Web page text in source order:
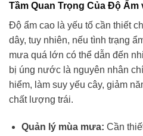
Tầm Quan Trọng Của Độ
Độ ẩm cao là yếu tố cần thiết
dây, tuy nhiên, nếu tình trạng
mưa quá lớn có thể dẫn đến
bị úng nước là nguyên nhân
hiểm, làm suy yếu cây, giảm
chất lượng trái.
Quản lý mùa mưa: Cần